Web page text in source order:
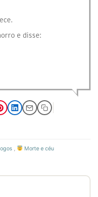
e disse:
, Morte e céu